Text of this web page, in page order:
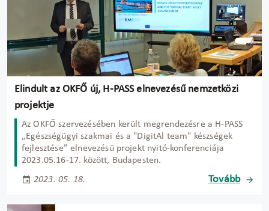
Elindult az OKFŐ új, H-PASS elnevezésű nemzetközi
projektje
Az OKFŐ szervezésében került megrendezésre a H-PASS
„Egészségügyi szakmai és a "DigitAl team" készségek
fejlesztése” elnevezésű projekt nyitó-konferenciája
2023.05.16-17. között, Budapesten.
2023. 05. 18.
Tovább